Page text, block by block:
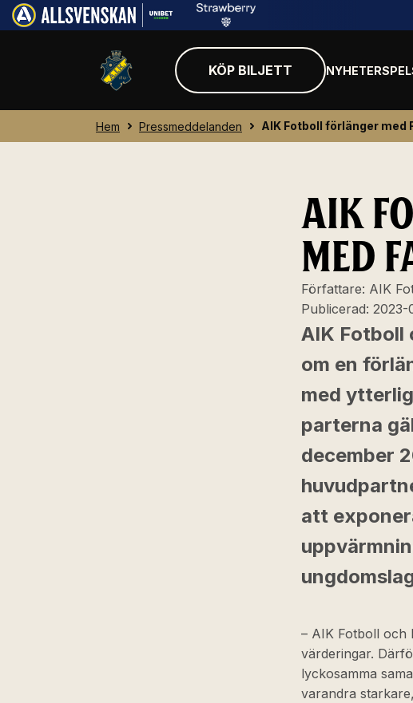
KÖP BILJETT NYHETER
Hem Pressmeddelanden AIK Fotboll förlänger med
AIK
MED
Författare: AIK
Publicerad: 2023-
AIK Fotboll
om en
med
parterna
december
att
– AIK Fotboll och
värderingar.
lyckosamma
varandra